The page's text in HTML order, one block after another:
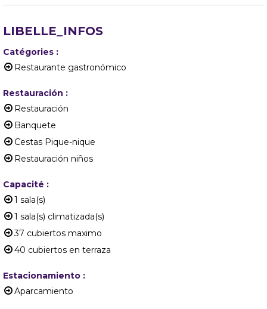
LIBELLE_INFOS
Catégories :
Restaurante gastronómico
Restauración :
Restauración
Banquete
Cestas Pique-nique
Restauración niños
Capacité :
1 sala(s)
1 sala(s) climatizada(s)
37 cubiertos maximo
40 cubiertos en terraza
Estacionamiento :
Aparcamiento